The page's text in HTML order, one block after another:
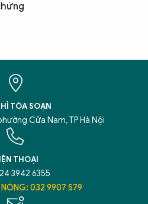
TÒA SOẠN
Cửa Nam, TP Hà Nội
THOẠI
3942 6355
032 9907 579
CỦA
điều gì bạn cần biết về
Tôi sẵn sàng hỗ trợ!